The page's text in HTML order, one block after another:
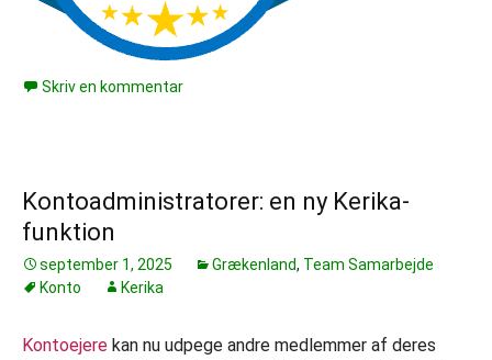
Skriv en kommentar
Kontoadministratorer: en ny Kerika-
funktion
september 1, 2025 Grækenland, Team Samarbejde
Konto
Kerika
Kontoejere kan nu udpege andre medlemmer af deres